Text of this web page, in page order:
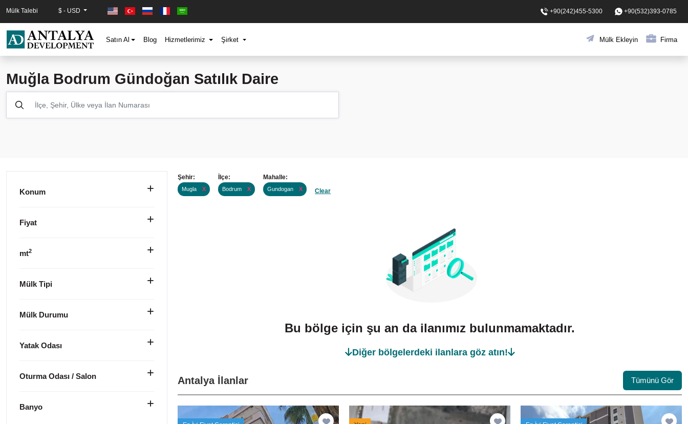
Mülk Talebi $ - USD +90(242)455-5300 +90(532)393-0785
Satın Al Blog Hizmetlerimiz Şirket Mülk Ekleyin Firma
Muğla Bodrum Gündoğan Satılık Daire
Konum
Fiyat
mt2
Mülk Tipi
Mülk Durumu
Yatak Odası
Oturma Odası / Salon
Banyo
Şehir:
Mugla X
İlçe:
Bodrum X
Mahalle:
Gundogan X Clear
Bu bölge için şu an da ilanımız bulunmamaktadır.
Diğer bölgelerdeki ilanlara göz atın!
Antalya İlanlar Tümünü Gör